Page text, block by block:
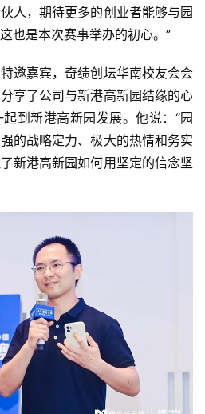
人，期待更多的创业者能够与园
也是本次赛事举办的初心。”
邀嘉宾，奇绩创坛华南校友会会
享了公司与新港高新园结缘的心
到新港高新园发展。他说：“园
的战略定力、极大的热情和务实
新港高新园如何用坚定的信念坚